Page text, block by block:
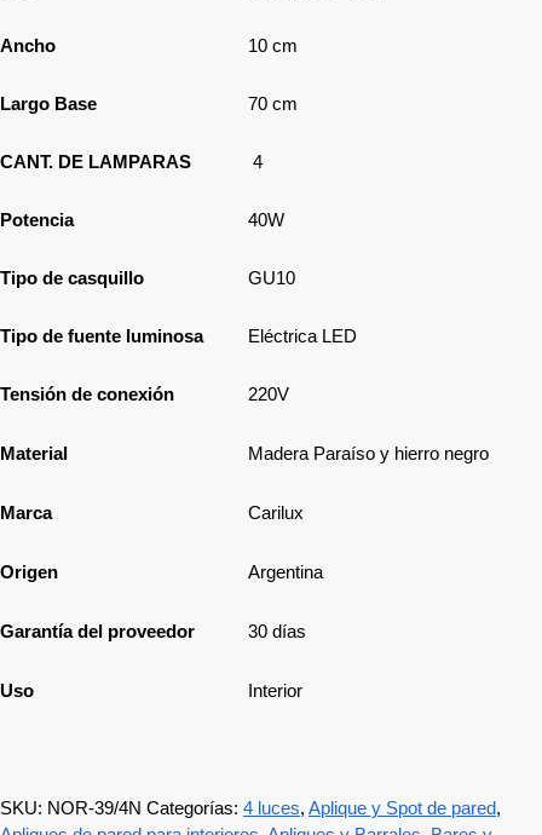
Ancho 10 cm
Largo Base 70 cm
CANT. DE LAMPARAS 4
Potencia 40W
Tipo de casquillo GU10
Tipo de fuente luminosa Eléctrica LED
Tensión de conexión 220V
Material Madera Paraíso y hierro negro
Marca Carilux
Origen Argentina
Garantía del proveedor 30 días
Uso Interior
SKU: NOR-39/4N Categorías: 4 luces, Aplique y Spot de pared,